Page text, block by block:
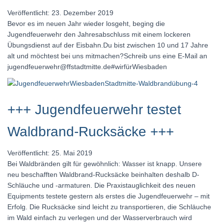
Veröffentlicht: 23. Dezember 2019
Bevor es im neuen Jahr wieder losgeht, beging die
Jugendfeuerwehr den Jahresabschluss mit einem lockeren
Übungsdienst auf der Eisbahn.Du bist zwischen 10 und 17 Jahre
alt und möchtest bei uns mitmachen?Schreib uns eine E-Mail an
jugendfeuerwehr@ffstadtmitte.de#wirfürWiesbaden
+++ Jugendfeuerwehr testet
Waldbrand-Rucksäcke +++
Veröffentlicht: 25. Mai 2019
Bei Waldbränden gilt für gewöhnlich: Wasser ist knapp. Unsere
neu beschafften Waldbrand-Rucksäcke beinhalten deshalb D-
Schläuche und -armaturen. Die Praxistauglichkeit des neuen
Equipments testete gestern als erstes die Jugendfeuerwehr – mit
Erfolg. Die Rucksäcke sind leicht zu transportieren, die Schläuche
im Wald einfach zu verlegen und der Wasserverbrauch wird